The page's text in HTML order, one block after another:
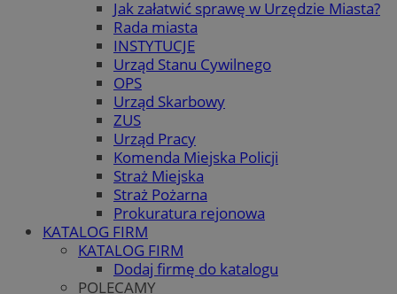
Jak załatwić sprawę w Urzędzie Miasta?
Rada miasta
INSTYTUCJE
Urząd Stanu Cywilnego
OPS
Urząd Skarbowy
ZUS
Urząd Pracy
Komenda Miejska Policji
Straż Miejska
Straż Pożarna
Prokuratura rejonowa
KATALOG FIRM
KATALOG FIRM
Dodaj firmę do katalogu
POLECAMY